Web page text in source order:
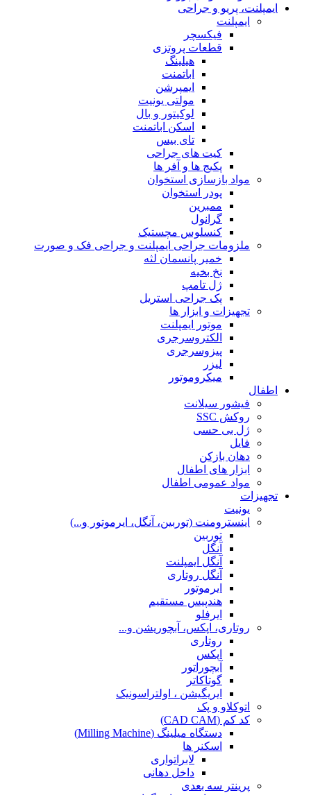
ایمپلنت، پریو و جراحی
ایمپلنت
فیکسچر
قطعات پروتزی
هیلینگ
اباتمنت
ایمپرشن
مولتی یونیت
لوکیتور و بال
اسکن اباتمنت
تای بیس
کیت های جراحی
پکیج ها و آفر ها
مواد بازسازی استخوان
پودر استخوان
ممبرین
گرانول
کنسلوس مچستیک
ملزومات جراحی ایمپلنت و جراحی فک و صورت
خمیر پانسمان لثه
نخ بخیه
ژل تامپ
پک جراحی استریل
تجهیزات و ابزار ها
موتور ایمپلنت
الکتروسرجری
پیزوسرجری
لیزر
میکروموتور
اطفال
فیشور سیلانت
روکش SSC
ژل بی حسی
فایل
دهان بازکن
ابزار های اطفال
مواد عمومی اطفال
تجهیزات
یونیت
اینسترومنت (توربین، آنگل، ایرموتور و...)
توربین
آنگل
آنگل ایمپلنت
آنگل روتاری
ایرموتور
هندپیس مستقیم
ایرفلو
روتاری، اپکس، آبچوریشن و...
روتاری
اپکس
آبچوراتور
گوتاکاتر
ایریگیشن ، اولتراسونیک
اتوکلاو و پک
کد کم (CAD CAM)
دستگاه میلینگ (Milling Machine)
اسکنر ها
لابراتواری
داخل دهانی
پرینتر سه بعدی